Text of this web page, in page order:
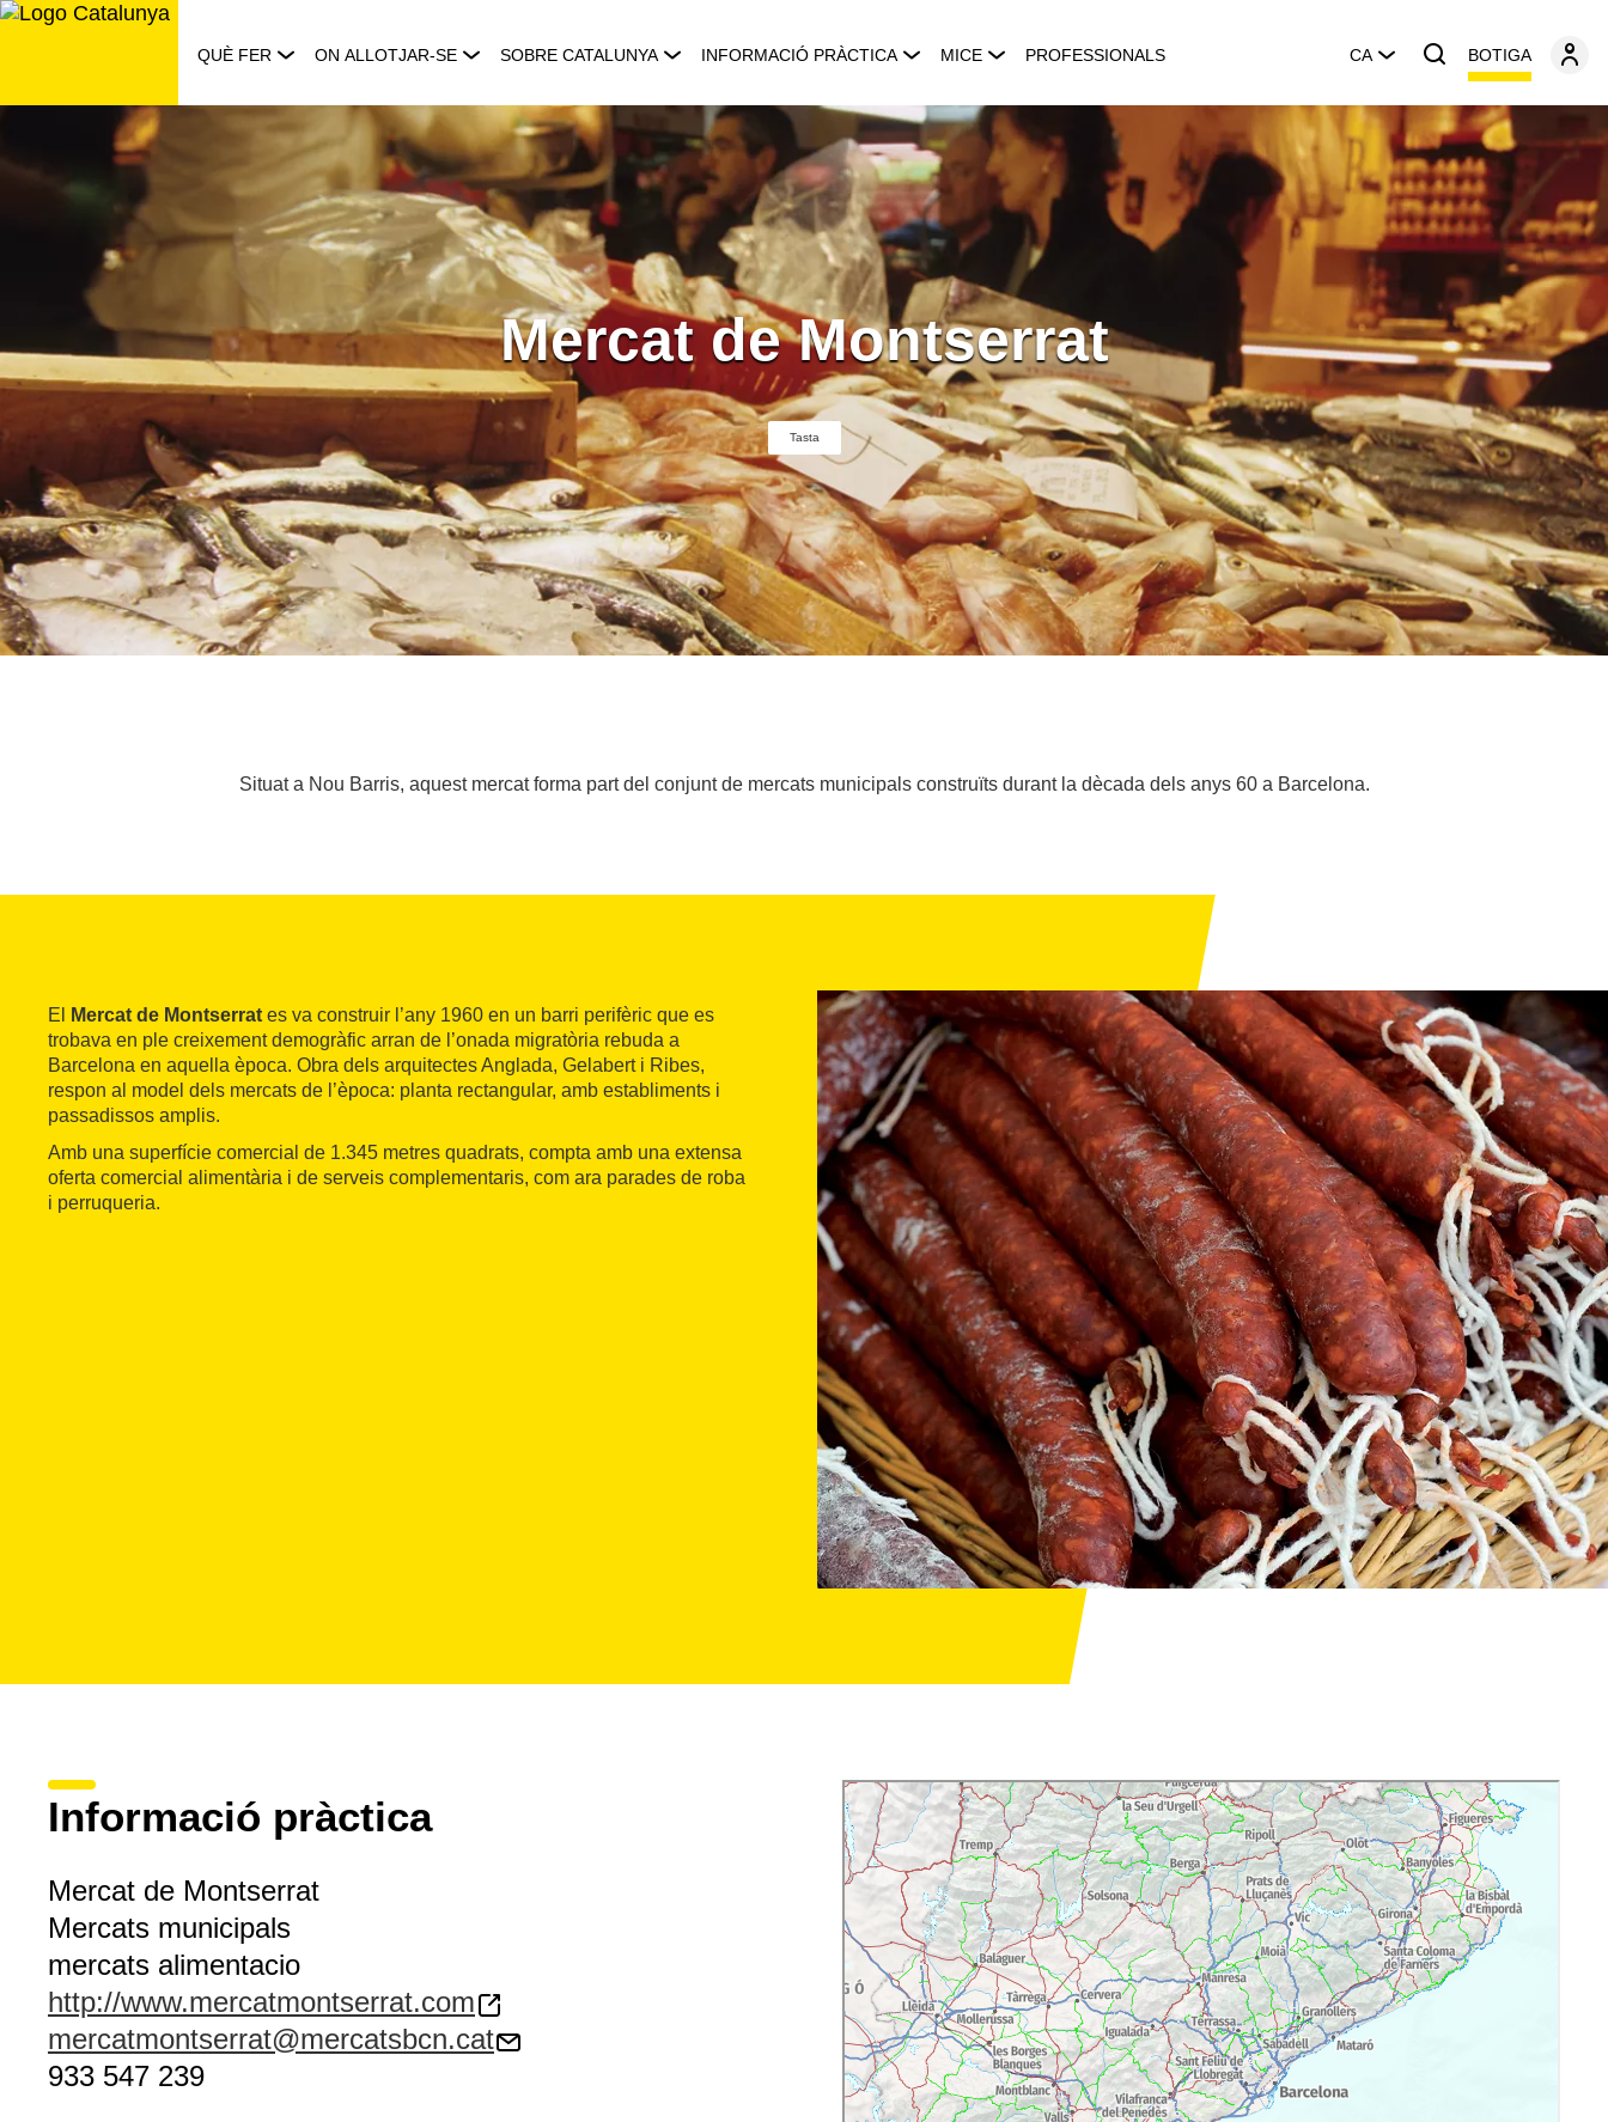
Saltar
QUÈ FER ON ALLOTJAR-SE SOBRE CATALUNYA INFORMACIÓ PRÀCTICA MICE PROFESSIONALS CA BOTIGA
Mercat de Montserrat
Tasta
Situat a Nou Barris, aquest mercat forma part del conjunt de mercats municipals construïts durant la dècada dels anys 60 a Barcelona.
El Mercat de Montserrat es va construir l’any 1960 en un barri perifèric que es
trobava en ple creixement demogràfic arran de l’onada migratòria rebuda a
Barcelona en aquella època. Obra dels arquitectes Anglada, Gelabert i Ribes,
respon al model dels mercats de l’època: planta rectangular, amb establiments i
passadissos amplis.
Amb una superfície comercial de 1.345 metres quadrats, compta amb una extensa
oferta comercial alimentària i de serveis complementaris, com ara parades de roba
i perruqueria.
Informació pràctica
Mercat de Montserrat
Mercats municipals
mercats alimentacio
http://www.mercatmontserrat.com
mercatmontserrat@mercatsbcn.cat
933 547 239